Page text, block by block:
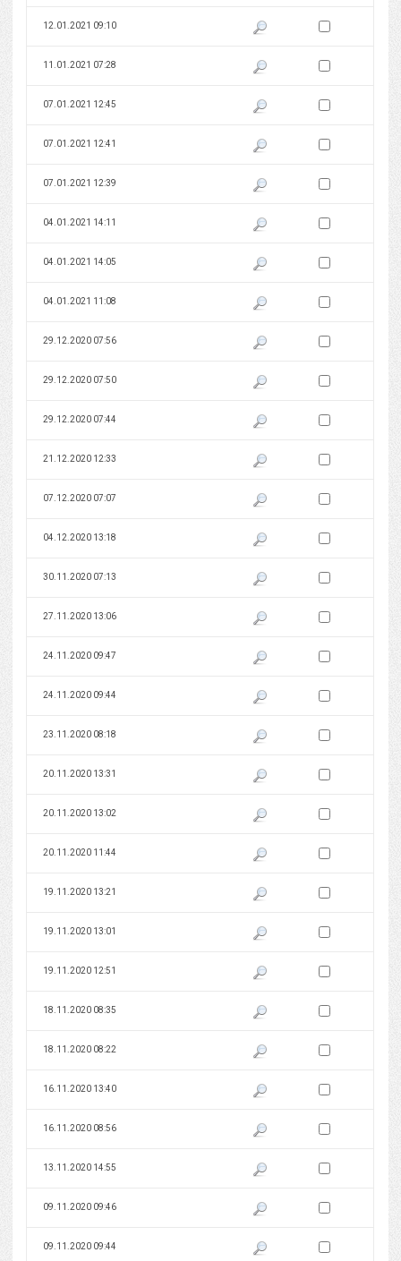
12.01.2021 09:10 Pokaż podgląd wersji z dnia
Zaznacz wersję do
11.01.2021 07:28 Pokaż podgląd wersji z dnia
Zaznacz wersję do
07.01.2021 12:45 Pokaż podgląd wersji z dnia
Zaznacz wersję do
07.01.2021 12:41 Pokaż podgląd wersji z dnia
Zaznacz wersję do
07.01.2021 12:39 Pokaż podgląd wersji z dnia
Zaznacz wersję do
04.01.2021 14:11 Pokaż podgląd wersji z dnia
Zaznacz wersję do
04.01.2021 14:05 Pokaż podgląd wersji z dnia
Zaznacz wersję do
04.01.2021 11:08 Pokaż podgląd wersji z dnia
Zaznacz wersję do
29.12.2020 07:56 Pokaż podgląd wersji z dnia
Zaznacz wersję do
29.12.2020 07:50 Pokaż podgląd wersji z dnia
Zaznacz wersję do
29.12.2020 07:44 Pokaż podgląd wersji z dnia
Zaznacz wersję do
21.12.2020 12:33 Pokaż podgląd wersji z dnia
Zaznacz wersję do
07.12.2020 07:07 Pokaż podgląd wersji z dnia
Zaznacz wersję do
04.12.2020 13:18 Pokaż podgląd wersji z dnia
Zaznacz wersję do
30.11.2020 07:13 Pokaż podgląd wersji z dnia
Zaznacz wersję do
27.11.2020 13:06 Pokaż podgląd wersji z dnia
Zaznacz wersję do
24.11.2020 09:47 Pokaż podgląd wersji z dnia
Zaznacz wersję do
24.11.2020 09:44 Pokaż podgląd wersji z dnia
Zaznacz wersję do
23.11.2020 08:18 Pokaż podgląd wersji z dnia
Zaznacz wersję do
20.11.2020 13:31 Pokaż podgląd wersji z dnia
Zaznacz wersję do
20.11.2020 13:02 Pokaż podgląd wersji z dnia
Zaznacz wersję do
20.11.2020 11:44 Pokaż podgląd wersji z dnia
Zaznacz wersję do
19.11.2020 13:21 Pokaż podgląd wersji z dnia
Zaznacz wersję do
19.11.2020 13:01 Pokaż podgląd wersji z dnia
Zaznacz wersję do
19.11.2020 12:51 Pokaż podgląd wersji z dnia
Zaznacz wersję do
18.11.2020 08:35 Pokaż podgląd wersji z dnia
Zaznacz wersję do
18.11.2020 08:22 Pokaż podgląd wersji z dnia
Zaznacz wersję do
16.11.2020 13:40 Pokaż podgląd wersji z dnia
Zaznacz wersję do
16.11.2020 08:56 Pokaż podgląd wersji z dnia
Zaznacz wersję do
13.11.2020 14:55 Pokaż podgląd wersji z dnia
Zaznacz wersję do
09.11.2020 09:46 Pokaż podgląd wersji z dnia
Zaznacz wersję do
09.11.2020 09:44 Pokaż podgląd wersji z dnia
Zaznacz wersję do